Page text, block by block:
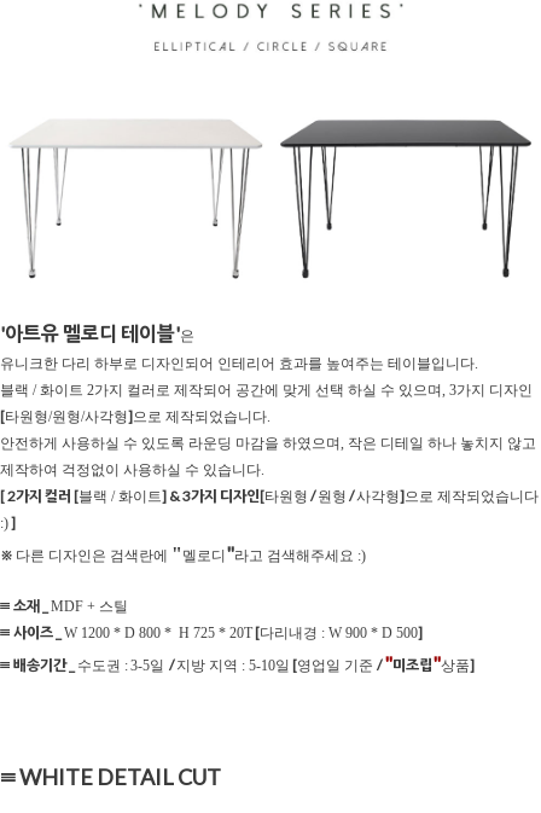
'아트유 멜로디 테이블'은
유니크한 다리 하부로 디자인되어 인테리어 효과를 높여주는 테이블입니다.
블랙 / 화이트 2가지 컬러로 제작되어 공간에 맞게 선택 하실 수 있으며, 3가지 디자인
[타원형/원형/사각형]으로 제작되었습니다.
안전하게 사용하실 수 있도록 라운딩 마감을 하였으며, 작은 디테일 하나 놓치지 않고
제작하여 걱정없이 사용하실 수 있습니다.
[ 2가지 컬러 [블랙 / 화이트] & 3가지 디자인[타원형 /원형 /사각형]으로 제작되었습니다
:)]
※ 다른 디자인은 검색란에 " 멜로디 "라고 검색해주세요 :)
≡ 소재 _ MDF + 스틸
≡ 사이즈 _ W 1200 * D 800 * H 725 * 20T[다리내경 : W 900 * D 500]
≡ 배송기간 _
수도권 :3-5일 /지방 지역 : 5-10일 [영업일 기준 /"미조립"상품]
≡ WHITE DETAIL CUT